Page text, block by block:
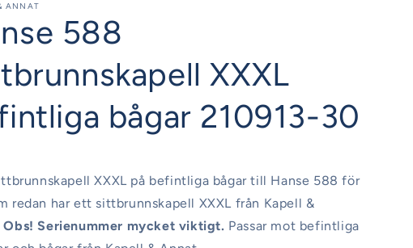
ANNAT
588
XXXL
bågar 210913-30
XXXL på befintliga bågar till Hanse 588 för
redan har ett sittbrunnskapell XXXL från Kapell &
Obs! Serienummer mycket viktigt. Passar mot befintliga